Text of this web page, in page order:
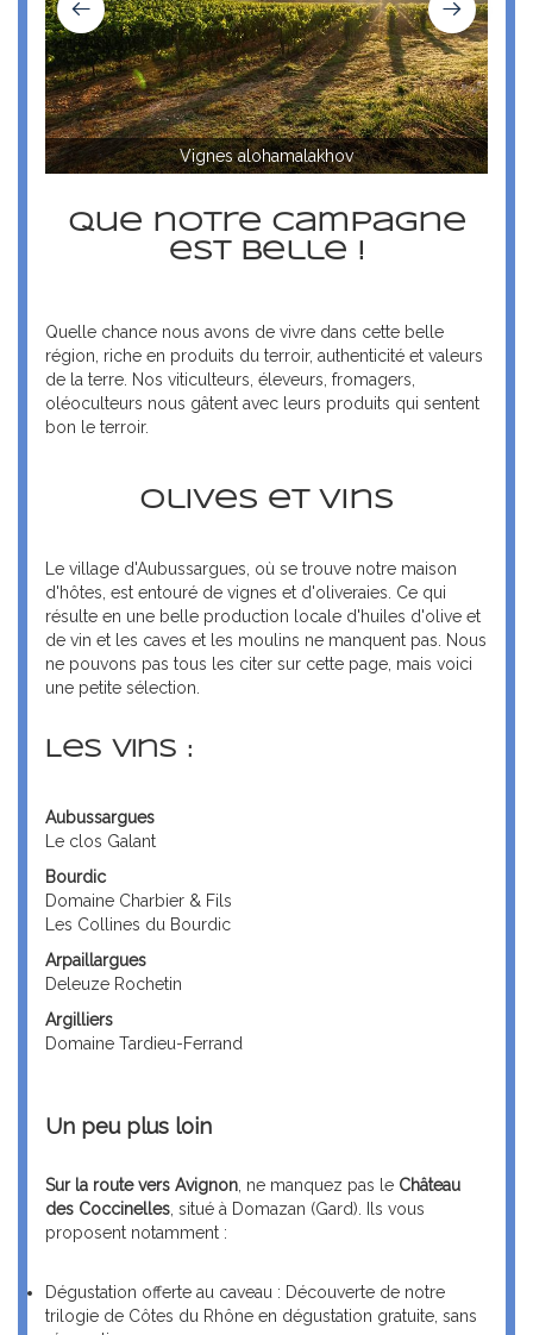
Vignes alohamalakhov
Que notre campagne
est belle !
Quelle chance nous avons de vivre dans cette belle
région, riche en produits du terroir, authenticité et valeurs
de la terre. Nos viticulteurs, éleveurs, fromagers,
oléoculteurs nous gâtent avec leurs produits qui sentent
bon le terroir.
Olives et vins
Le village d'Aubussargues, où se trouve notre maison
d'hôtes, est entouré de vignes et d'oliveraies. Ce qui
résulte en une belle production locale d'huiles d'olive et
de vin et les caves et les moulins ne manquent pas. Nous
ne pouvons pas tous les citer sur cette page, mais voici
une petite sélection.
Les vins :
Aubussargues
Le clos Galant
Bourdic
Domaine Charbier & Fils
Les Collines du Bourdic
Arpaillargues
Deleuze Rochetin
Argilliers
Domaine Tardieu-Ferrand
Un peu plus loin
Sur la route vers Avignon , ne manquez pas le Château
des Coccinelles , situé à Domazan (Gard). Ils vous
proposent notamment :
Dégustation offerte au caveau : Découverte de notre
trilogie de Côtes du Rhône en dégustation gratuite, sans